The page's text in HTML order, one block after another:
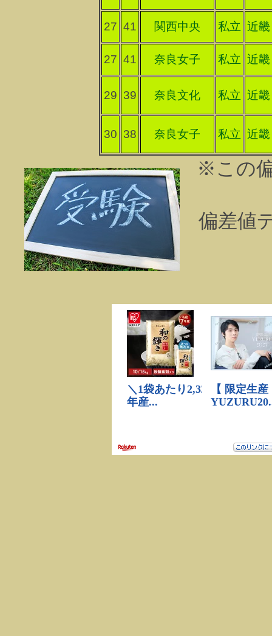
27 41 関西中央 私立 近畿
27 41 奈良女子 私立 近畿
29 39 奈良文化 私立 近畿
30 38 奈良女子 私立 近畿
※この
偏差値